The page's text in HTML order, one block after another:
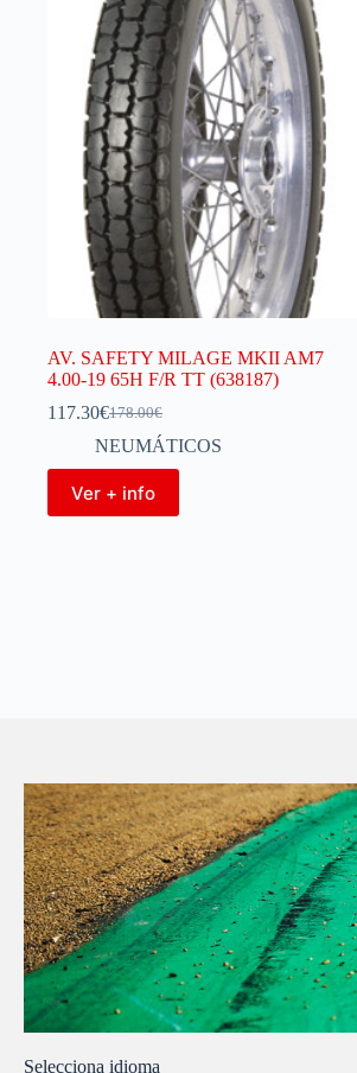
AV. SAFETY MILAGE MKII AM7
4.00-19 65H F/R TT (638187)
178.00€
117.30€
NEUMÁTICOS
Ver + info
Selecciona idioma